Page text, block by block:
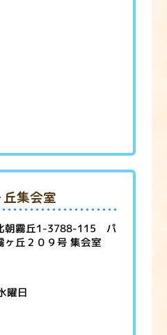
集会室
朝霧丘1-3788-115 パ
ヶ丘２０９号 集会室
曜日